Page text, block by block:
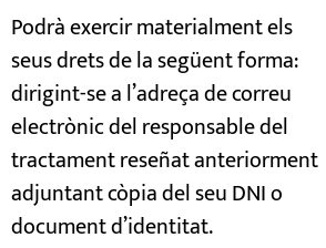
Podrà exercir materialment els
seus drets de la següent forma:
dirigint-se a l’adreça de correu
electrònic del responsable del
tractament reseñat anteriorment
adjuntant còpia del seu DNI o
document d’identitat.